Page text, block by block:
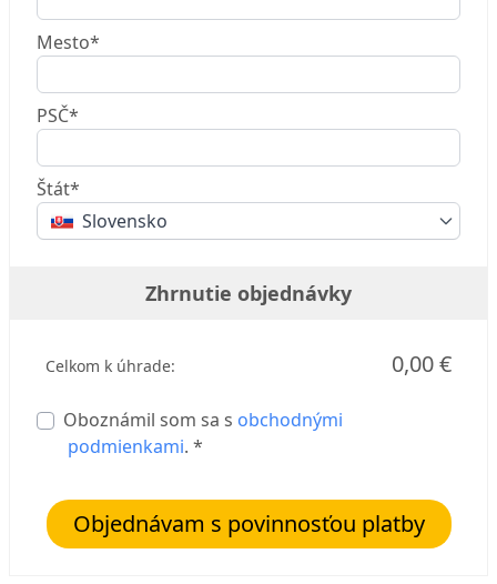
Mesto*
PSČ*
Štát*
Slovensko
Zhrnutie objednávky
Celkom k úhrade: 0,00 €
Oboznámil som sa s obchodnými
podmienkami. *
Objednávam s povinnosťou platby